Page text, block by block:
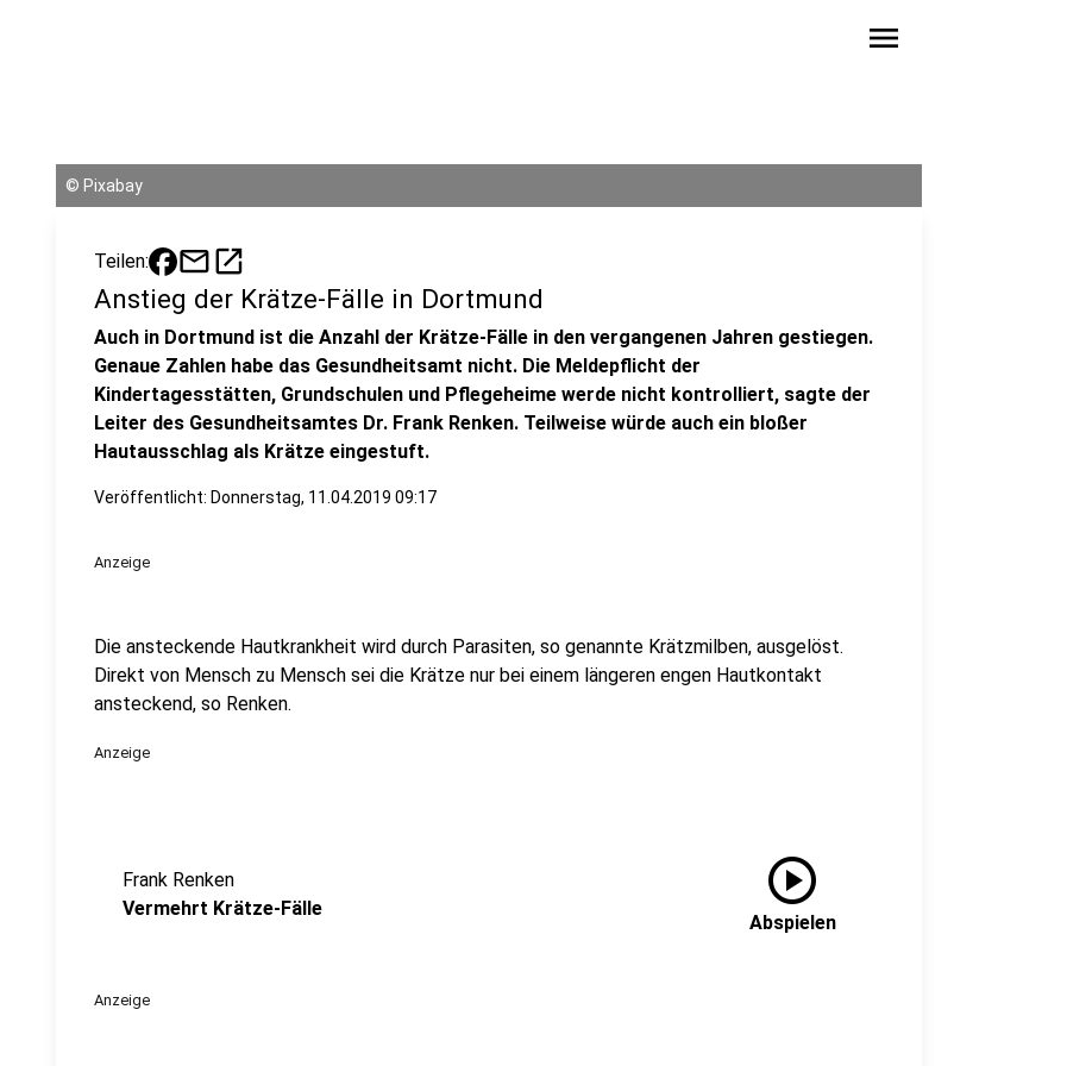
menu
© Pixabay
Teilen: mailopen_in_new
Anstieg der Krätze-Fälle in Dortmund
Auch in Dortmund ist die Anzahl der Krätze-Fälle in den vergangenen Jahren gestiegen.
Genaue Zahlen habe das Gesundheitsamt nicht. Die Meldepflicht der
Kindertagesstätten, Grundschulen und Pflegeheime werde nicht kontrolliert, sagte der
Leiter des Gesundheitsamtes Dr. Frank Renken. Teilweise würde auch ein bloßer
Hautausschlag als Krätze eingestuft.
Veröffentlicht: Donnerstag, 11.04.2019 09:17
Anzeige
Die ansteckende Hautkrankheit wird durch Parasiten, so genannte Krätzmilben, ausgelöst.
Direkt von Mensch zu Mensch sei die Krätze nur bei einem längeren engen Hautkontakt
ansteckend, so Renken.
Anzeige
Frank Renken
Vermehrt Krätze-Fälle
play_circle
Abspielen
Anzeige